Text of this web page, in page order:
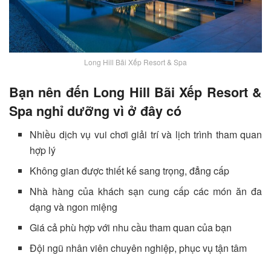
Long Hill Bãi Xếp Resort & Spa
Bạn nên đến Long Hill Bãi Xếp Resort &
Spa nghỉ dưỡng vì ở đây có
Nhiều dịch vụ vui chơi giải trí và lịch trình tham quan
hợp lý
Không gian được thiết kế sang trọng, đẳng cấp
Nhà hàng của khách sạn cung cấp các món ăn đa
dạng và ngon miệng
Giá cả phù hợp với nhu cầu tham quan của bạn
Đội ngũ nhân viên chuyên nghiệp, phục vụ tận tâm